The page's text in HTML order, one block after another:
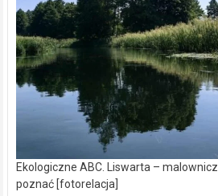
Ekologiczne ABC. Liswarta –
poznać [fotorelacja]